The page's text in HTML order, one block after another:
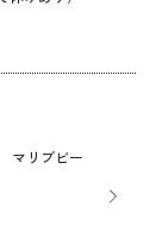
マリブビー